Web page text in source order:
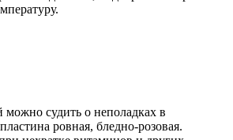
судить о неполадках в
ровная, бледно-розовая.